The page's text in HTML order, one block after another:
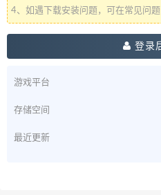
4、如遇下载安装问题，可在常见问题
登录
游戏平台
存储空间
最近更新